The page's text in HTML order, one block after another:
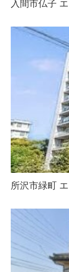
入間市仏子
所沢市緑町